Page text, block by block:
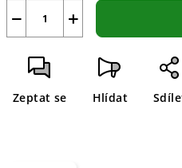
+
−
Zeptat se Hlídat